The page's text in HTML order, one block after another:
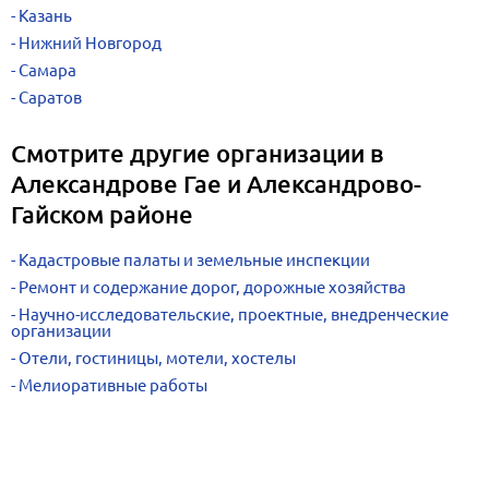
Казань
Нижний Новгород
Самара
Саратов
Смотрите другие организации в
Александрове Гае и Александрово-
Гайском районе
Кадастровые палаты и земельные инспекции
Ремонт и содержание дорог, дорожные хозяйства
Научно-исследовательские, проектные, внедренческие
организации
Отели, гостиницы, мотели, хостелы
Мелиоративные работы